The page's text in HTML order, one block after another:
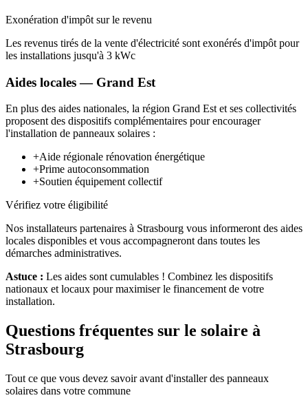
Exonération d'impôt sur le revenu
Les revenus tirés de la vente d'électricité sont exonérés d'impôt pour
les installations jusqu'à 3 kWc
Aides locales — Grand Est
En plus des aides nationales, la région Grand Estet ses collectivités
proposent des dispositifs complémentaires pour encourager
l'installation de panneaux solaires :
+Aide régionale rénovation énergétique
+Prime autoconsommation
+Soutien équipement collectif
Vérifiez votre éligibilité
Nos installateurs partenaires à Strasbourg vous informeront des aides
locales disponibles et vous accompagneront dans toutes les
démarches administratives.
Astuce : Les aides sont cumulables ! Combinez les dispositifs
nationaux et locaux pour maximiser le financement de votre
installation.
Questions fréquentes sur le solaire à
Strasbourg
Tout ce que vous devez savoir avant d'installer des panneaux
solaires dans votre commune